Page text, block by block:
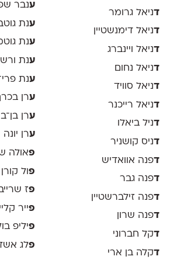
דניאל גרומר
דניאל דימנשטיין
דניאל ויינברג
דניאל נחום
דניאל סוויד
דניאל רייכנר
דניל ביאלו
דניס קושניר
דפנה אוואדיש
דפנה גבר
דפנה זילברשטיין
דפנה שרון
דקל חברוני
דקלה בן ארי
ענבר
ענת
ענת
ענת
ענת
ערן
ערן
ערן יונה
פאולה
פול קורן
פז
פייר
פיליפ
פלג